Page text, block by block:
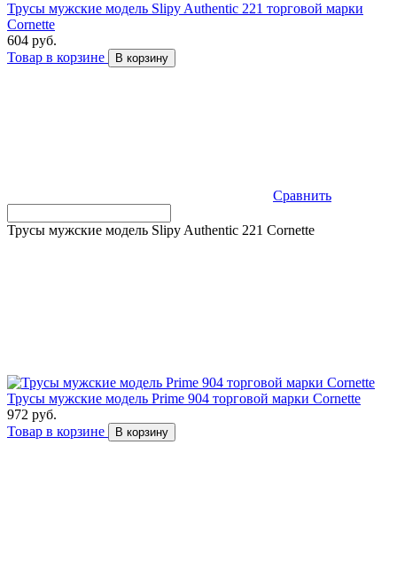
Трусы мужские модель Slipy Authentic 221 торговой марки
Cornette
604 руб.
Товар в корзине
В корзину
Сравнить
Трусы мужские модель Slipy Authentic 221 Cornette
Трусы мужские модель Prime 904 торговой марки Cornette
972 руб.
Товар в корзине
В корзину